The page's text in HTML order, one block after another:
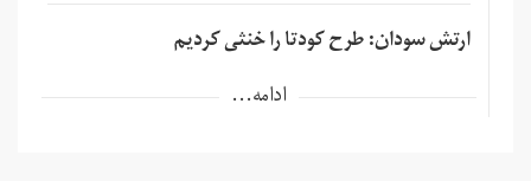
ارتش سودان: طرح کودتا را خنثی کردیم
ادامه...